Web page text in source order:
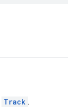
Track .